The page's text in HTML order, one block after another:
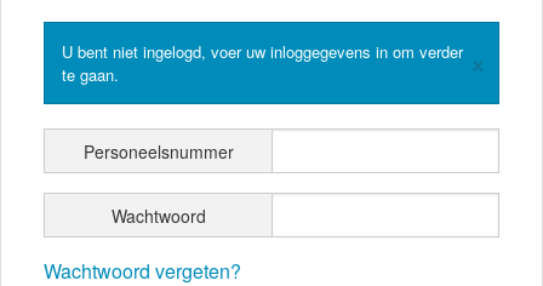
U bent niet ingelogd, voer uw inloggegevens in om verder
te gaan.
×
Personeelsnummer
Wachtwoord
Wachtwoord vergeten?